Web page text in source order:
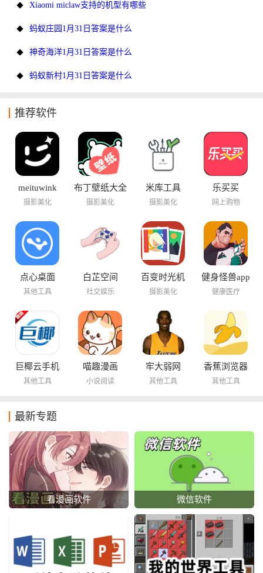
Xiaomi miclaw支持的机型有哪些
蚂蚁庄园1月31日答案是什么
神奇海洋1月31日答案是什么
蚂蚁新村1月31日答案是什么
推荐软件
meituwink
摄影美化
布丁壁纸大全
摄影美化
米库工具
摄影美化
乐买买
网上购物
点心桌面
其他工具
白芷空间
社交娱乐
百变时光机
摄影美化
健身怪兽app
健康医疗
巨椰云手机
其他工具
喵趣漫画
小说阅读
牢大弱网
其他工具
香蕉浏览器
其他工具
最新专题
看漫画软件 微信软件